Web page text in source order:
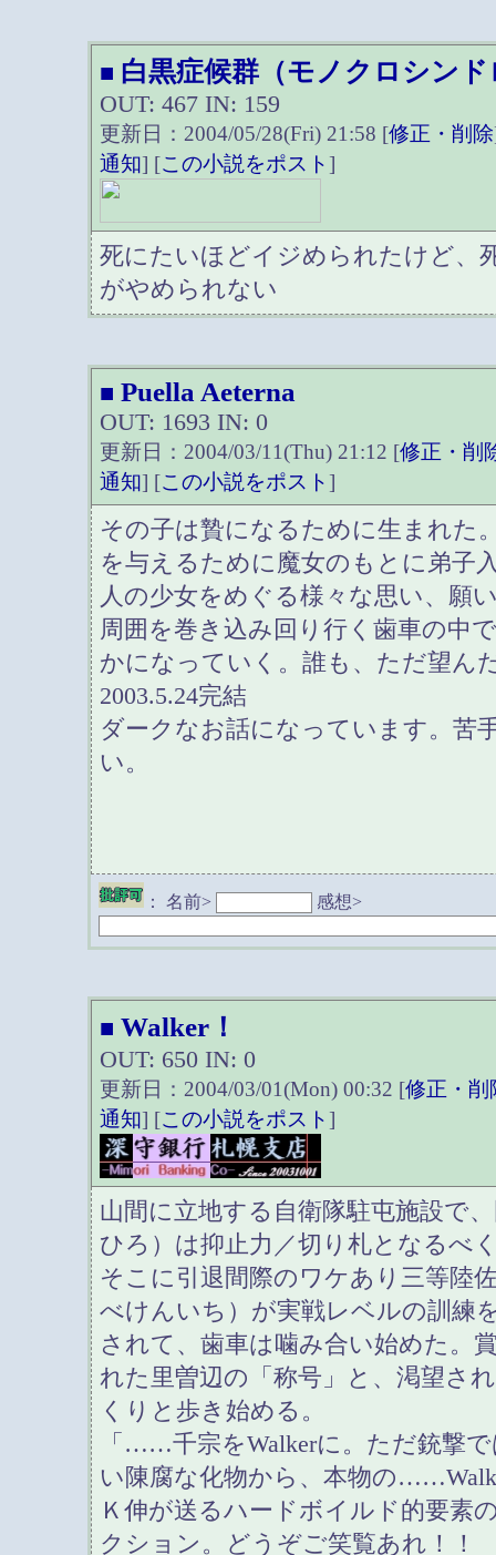
■ 白黒症候群（モノクロシン
OUT: 467 IN: 159
更新日：2004/05/28(Fri) 21:58 [修正・削除
通知] [この小説をポスト]
死にたいほどイジめられたけど、
がやめられない
■ Puella Aeterna
OUT: 1693 IN: 0
更新日：2004/03/11(Thu) 21:12 [修正・削
通知] [この小説をポスト]
その子は贄になるために生まれた
を与えるために魔女のもとに弟
人の少女をめぐる様々な思い、願
周囲を巻き込み回り行く歯車の中
かになっていく。誰も、ただ望ん
2003.5.24完結
ダークなお話になっています。苦
い。
：名前> 感想>
■ Walker！
OUT: 650 IN: 0
更新日：2004/03/01(Mon) 00:32 [修正・削
通知] [この小説をポスト]
山間に立地する自衛隊駐屯施設で
ひろ）は抑止力／切り札となるべ
そこに引退間際のワケあり三等陸
べけんいち）が実戦レベルの訓練
されて、歯車は噛み合い始めた。
れた里曽辺の「称号」と、渇望さ
くりと歩き始める。
「……千宗をWalkerに。ただ銃撃
い陳腐な化物から、本物の
Ｋ伸が送るハードボイルド的要素
クション。どうぞご笑覧あれ！！